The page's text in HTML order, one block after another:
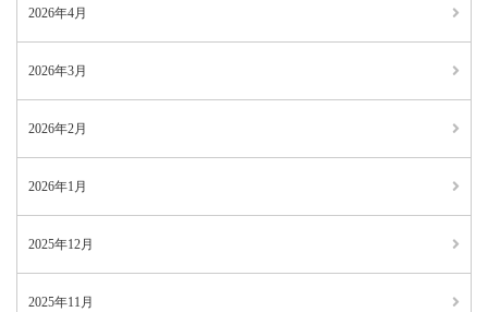
2026年4月
2026年3月
2026年2月
2026年1月
2025年12月
2025年11月